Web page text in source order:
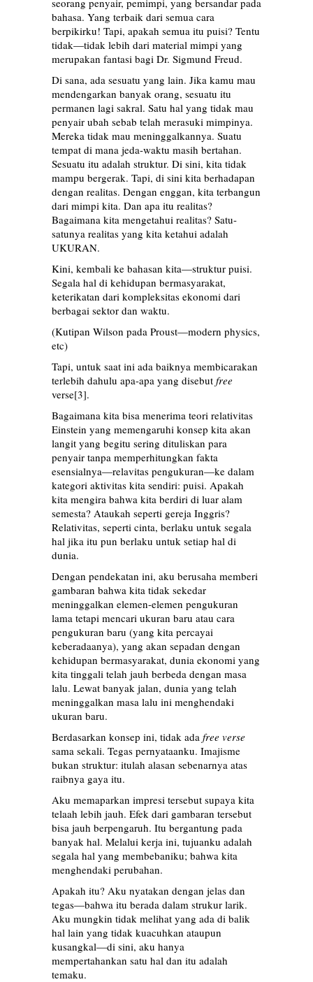
seorang penyair, pemimpi, yang bersandar pada
bahasa. Yang terbaik dari semua cara
berpikirku! Tapi, apakah semua itu puisi? Tentu
tidak—tidak lebih dari material mimpi yang
merupakan fantasi bagi Dr. Sigmund Freud.
Di sana, ada sesuatu yang lain. Jika kamu mau
mendengarkan banyak orang, sesuatu itu
permanen lagi sakral. Satu hal yang tidak mau
penyair ubah sebab telah merasuki mimpinya.
Mereka tidak mau meninggalkannya. Suatu
tempat di mana jeda-waktu masih bertahan.
Sesuatu itu adalah struktur. Di sini, kita tidak
mampu bergerak. Tapi, di sini kita berhadapan
dengan realitas. Dengan enggan, kita terbangun
dari mimpi kita. Dan apa itu realitas?
Bagaimana kita mengetahui realitas? Satu-
satunya realitas yang kita ketahui adalah
UKURAN.
Kini, kembali ke bahasan kita—struktur puisi.
Segala hal di kehidupan bermasyarakat,
keterikatan dari kompleksitas ekonomi dari
berbagai sektor dan waktu.
(Kutipan Wilson pada Proust—modern physics,
etc)
Tapi, untuk saat ini ada baiknya membicarakan
terlebih dahulu apa-apa yang disebut free
verse[3].
Bagaimana kita bisa menerima teori relativitas
Einstein yang memengaruhi konsep kita akan
langit yang begitu sering dituliskan para
penyair tanpa memperhitungkan fakta
esensialnya—relavitas pengukuran—ke dalam
kategori aktivitas kita sendiri: puisi. Apakah
kita mengira bahwa kita berdiri di luar alam
semesta? Ataukah seperti gereja Inggris?
Relativitas, seperti cinta, berlaku untuk segala
hal jika itu pun berlaku untuk setiap hal di
dunia.
Dengan pendekatan ini, aku berusaha memberi
gambaran bahwa kita tidak sekedar
meninggalkan elemen-elemen pengukuran
lama tetapi mencari ukuran baru atau cara
pengukuran baru (yang kita percayai
keberadaanya), yang akan sepadan dengan
kehidupan bermasyarakat, dunia ekonomi yang
kita tinggali telah jauh berbeda dengan masa
lalu. Lewat banyak jalan, dunia yang telah
meninggalkan masa lalu ini menghendaki
ukuran baru.
Berdasarkan konsep ini, tidak ada free verse
sama sekali. Tegas pernyataanku. Imajisme
bukan struktur: itulah alasan sebenarnya atas
raibnya gaya itu.
Aku memaparkan impresi tersebut supaya kita
telaah lebih jauh. Efek dari gambaran tersebut
bisa jauh berpengaruh. Itu bergantung pada
banyak hal. Melalui kerja ini, tujuanku adalah
segala hal yang membebaniku; bahwa kita
menghendaki perubahan.
Apakah itu? Aku nyatakan dengan jelas dan
tegas—bahwa itu berada dalam strukur larik.
Aku mungkin tidak melihat yang ada di balik
hal lain yang tidak kuacuhkan ataupun
kusangkal—di sini, aku hanya
mempertahankan satu hal dan itu adalah
temaku.